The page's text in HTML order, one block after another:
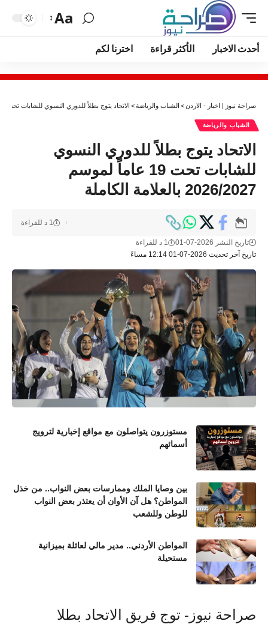
Aa
أحدث الاخبار الأكثر قراءة اخترنا لكم
صراحة نيوز | اخبار - الاردن> الشباب والرياضة> الاتحاد يتوج بطلاً للدوري النسوي للشابات تحت 19 عاماً لموسم 2026/2027 بالعلامة الكاملة
الشباب والرياضة
الاتحاد يتوج بطلاً للدوري النسوي
للشابات تحت 19 عاماً لموسم
2026/2027 بالعلامة الكاملة
تاريخ آخر تحديث 2026-07-01 12:14 مساءً
تاريخ النشر 2026-07-01 1 د للقراءة
1 د للقراءة
مستوزرون يتواصلون مع مواقع إخبارية لترويج
أسمائهم
بين وصايا الملك وممارسات بعض النواب.. من خذل
المواطن؟ هل آن الأوان أن يعتذر بعض النواب
للوطن وللشعب
المواطن الأردني.. مدير مالي لعائلة بميزانية
مستحيلة
صراحة نيوز- توج فريق الاتحاد بطلا